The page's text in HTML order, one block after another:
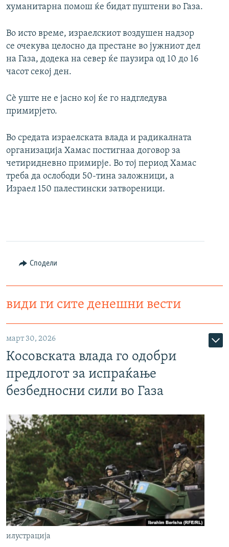
хуманитарна помош ќе бидат пуштени во Газа.
Во исто време, израелскиот воздушен надзор
се очекува целосно да престане во јужниот дел
на Газа, додека на север ќе паузира од 10 до 16
часот секој ден.
Сѐ уште не е јасно кој ќе го надгледува
примирјето.
Во средата израелската влада и радикалната
организација Хамас постигнаа договор за
четиридневно примирје. Во тој период Хамас
треба да ослободи 50-тина заложници, а
Израел 150 палестински затвореници.
Сподели
види ги сите денешни вести
март 30, 2026
Косовската влада го одобри
предлогот за испраќање
безбедносни сили во Газа
илустрација